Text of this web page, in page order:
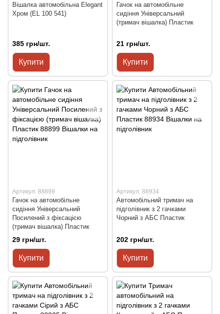
Вішалка автомобільна Elegant
Хром (EL 100 541)
385 грн/шт.
Купити
Гачок на автомобільне
сидіння Універсальний
(тримач вішалка) Пластик
21 грн/шт.
Купити
Артикул: 88899
Гачок на автомобільне
сидіння Універсальний
Посилений з фіксацією
(тримач вішалка) Пластик
29 грн/шт.
Купити
Артикул: 88934
Автомобільний тримач на
підголівник з 2 гачками
Чорний з АБС Пластик
202 грн/шт.
Купити